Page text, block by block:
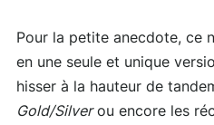
Pour la petite anecdote, ce
en une seule et unique
hisser à la hauteur de
Gold/Silverou encore les